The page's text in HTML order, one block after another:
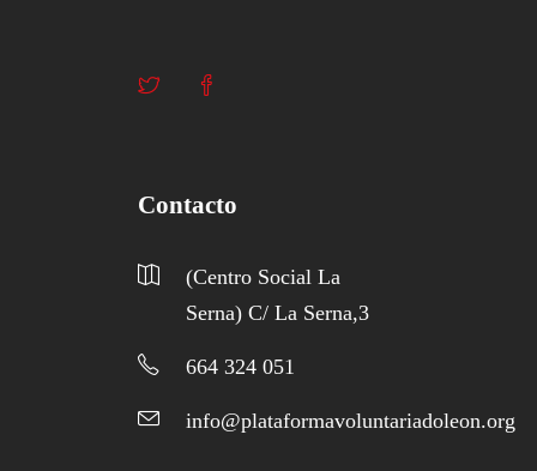
Contacto
(Centro Social La
Serna) C/ La Serna,3
664 324 051
info@plataformavoluntariadoleon.org